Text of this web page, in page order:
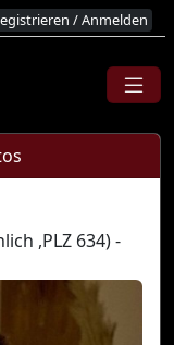
/ Anmelden
,PLZ 634) -